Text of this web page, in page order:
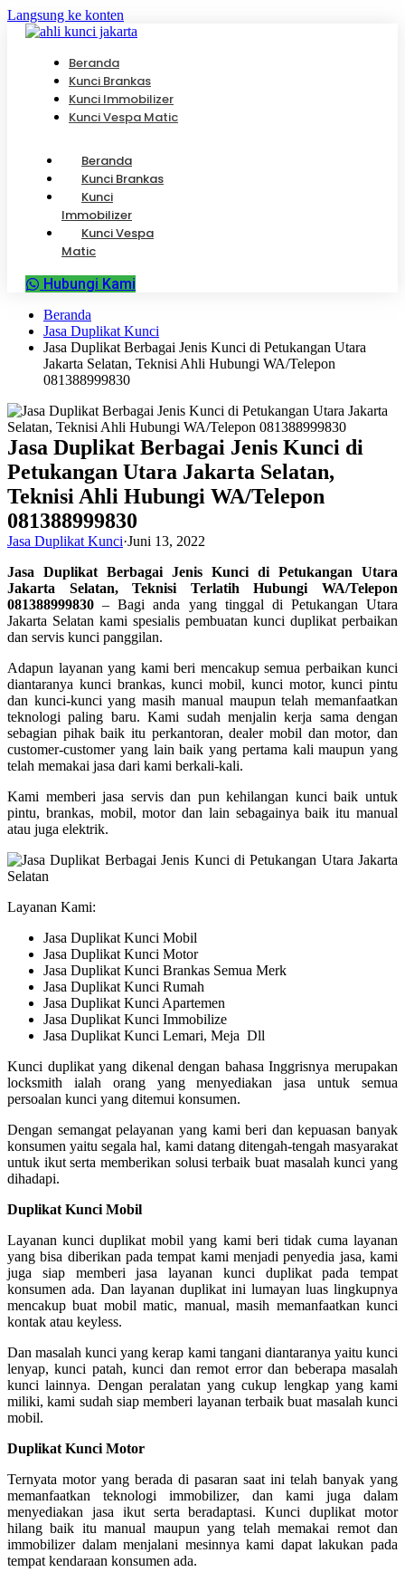
Langsung ke konten
Beranda
Kunci Brankas
Kunci Immobilizer
Kunci Vespa Matic
Beranda
Kunci Brankas
Kunci
Immobilizer
Kunci Vespa
Matic
Hubungi Kami
Beranda
Jasa Duplikat Kunci
Jasa Duplikat Berbagai Jenis Kunci di Petukangan Utara
Jakarta Selatan, Teknisi Ahli Hubungi WA/Telepon
081388999830
Jasa Duplikat Berbagai Jenis Kunci di
Petukangan Utara Jakarta Selatan,
Teknisi Ahli Hubungi WA/Telepon
081388999830
Jasa Duplikat Kunci·Juni 13, 2022
Jasa Duplikat Berbagai Jenis Kunci di Petukangan Utara
Jakarta Selatan, Teknisi Terlatih Hubungi WA/Telepon
081388999830 – Bagi anda yang tinggal di Petukangan Utara
Jakarta Selatan kami spesialis pembuatan kunci duplikat perbaikan
dan servis kunci panggilan.
Adapun layanan yang kami beri mencakup semua perbaikan kunci
diantaranya kunci brankas, kunci mobil, kunci motor, kunci pintu
dan kunci-kunci yang masih manual maupun telah memanfaatkan
teknologi paling baru. Kami sudah menjalin kerja sama dengan
sebagian pihak baik itu perkantoran, dealer mobil dan motor, dan
customer-customer yang lain baik yang pertama kali maupun yang
telah memakai jasa dari kami berkali-kali.
Kami memberi jasa servis dan pun kehilangan kunci baik untuk
pintu, brankas, mobil, motor dan lain sebagainya baik itu manual
atau juga elektrik.
Layanan Kami:
Jasa Duplikat Kunci Mobil
Jasa Duplikat Kunci Motor
Jasa Duplikat Kunci Brankas Semua Merk
Jasa Duplikat Kunci Rumah
Jasa Duplikat Kunci Apartemen
Jasa Duplikat Kunci Immobilize
Jasa Duplikat Kunci Lemari, Meja Dll
Kunci duplikat yang dikenal dengan bahasa Inggrisnya merupakan
locksmith ialah orang yang menyediakan jasa untuk semua
persoalan kunci yang ditemui konsumen.
Dengan semangat pelayanan yang kami beri dan kepuasan banyak
konsumen yaitu segala hal, kami datang ditengah-tengah masyarakat
untuk ikut serta memberikan solusi terbaik buat masalah kunci yang
dihadapi.
Duplikat Kunci Mobil
Layanan kunci duplikat mobil yang kami beri tidak cuma layanan
yang bisa diberikan pada tempat kami menjadi penyedia jasa, kami
juga siap memberi jasa layanan kunci duplikat pada tempat
konsumen ada. Dan layanan duplikat ini lumayan luas lingkupnya
mencakup buat mobil matic, manual, masih memanfaatkan kunci
kontak atau keyless.
Dan masalah kunci yang kerap kami tangani diantaranya yaitu kunci
lenyap, kunci patah, kunci dan remot error dan beberapa masalah
kunci lainnya. Dengan peralatan yang cukup lengkap yang kami
miliki, kami sudah siap memberi layanan terbaik buat masalah kunci
mobil.
Duplikat Kunci Motor
Ternyata motor yang berada di pasaran saat ini telah banyak yang
memanfaatkan teknologi immobilizer, dan kami juga dalam
menyediakan jasa ikut serta beradaptasi. Kunci duplikat motor
hilang baik itu manual maupun yang telah memakai remot dan
immobilizer dalam menjalani mesinnya kami dapat lakukan pada
tempat kendaraan konsumen ada.